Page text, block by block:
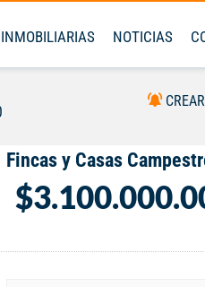
INMOBILIARIAS NOTICIAS
Fincas y Casas